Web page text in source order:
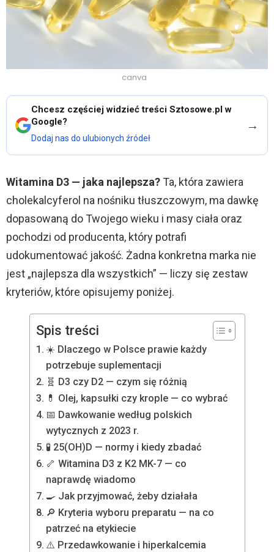
canva
Chcesz częściej widzieć treści Sztosowe.pl w
Google?
Dodaj nas do ulubionych źródeł
→
Witamina D3 — jaka najlepsza? Ta, która zawiera
cholekalcyferol na nośniku tłuszczowym, ma dawkę
dopasowaną do Twojego wieku i masy ciała oraz
pochodzi od producenta, który potrafi
udokumentować jakość. Żadna konkretna marka nie
jest „najlepsza dla wszystkich” — liczy się zestaw
kryteriów, które opisujemy poniżej.
Spis treści
☀️ Dlaczego w Polsce prawie każdy
potrzebuje suplementacji
🧬 D3 czy D2 — czym się różnią
💊 Olej, kapsułki czy krople — co wybrać
📅 Dawkowanie według polskich
wytycznych z 2023 r.
🧪 25(OH)D — normy i kiedy zbadać
🦴 Witamina D3 z K2 MK-7 — co
naprawdę wiadomo
🍳 Jak przyjmować, żeby działała
🔎 Kryteria wyboru preparatu — na co
patrzeć na etykiecie
⚠️ Przedawkowanie i hiperkalcemia